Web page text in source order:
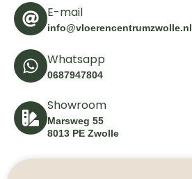
E-mail
info@vloerencentrumzwolle.nl
Whatsapp
0687947804
Showroom
Marsweg 55
8013 PE Zwolle